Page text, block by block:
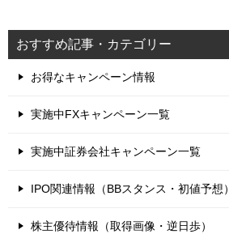
おすすめ記事・カテゴリー
お得なキャンペーン情報
実施中FXキャンペーン一覧
実施中証券会社キャンペーン一覧
IPO関連情報（BBスタンス・初値予想）
株主優待情報（取得画像・逆日歩）